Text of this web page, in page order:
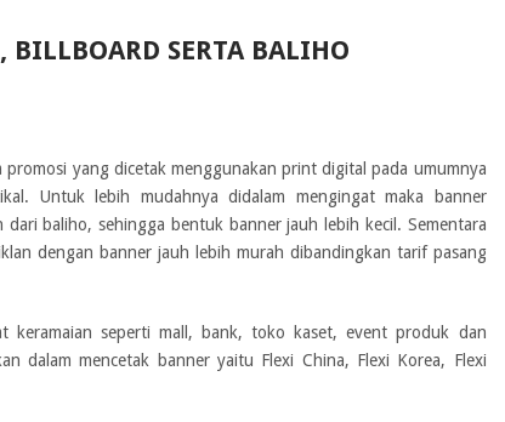
BILLBOARD SERTA BALIHO
promosi yang dicetak menggunakan print digital pada umumnya
Untuk lebih mudahnya didalam mengingat maka banner
dari baliho, sehingga bentuk banner jauh lebih kecil. Sementara
dengan banner jauh lebih murah dibandingkan tarif pasang
keramaian seperti mall, bank, toko kaset, event produk dan
dalam mencetak banner yaitu Flexi China, Flexi Korea, Flexi